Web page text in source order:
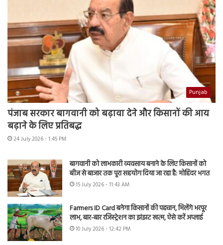
Punjab
पंजाब सरकार बागवानी को बढ़ावा देने और किसानों की आय
बढ़ाने के लिए प्रतिबद्ध
24 July 2026 - 1:45 PM
बागवानी को लाभकारी व्यवसाय बनाने के लिए किसानों को
बीज से बाजार तक पूरा सहयोग दिया जा रहा है: मोहिंदर भगत
15 July 2026 - 11:43 AM
Farmers ID Card बनेगा किसानों की पहचान, मिलेंगे भरपूर
लाभ, बार-बार रजिस्ट्रेशन का झंझट खत्म, ऐसे करें अप्लाई
10 July 2026 - 12:42 PM